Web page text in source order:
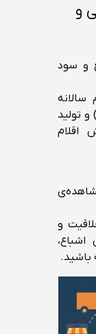
و
و سود
سالانه
تولید
اقلام
و
اشباع،
باشید.